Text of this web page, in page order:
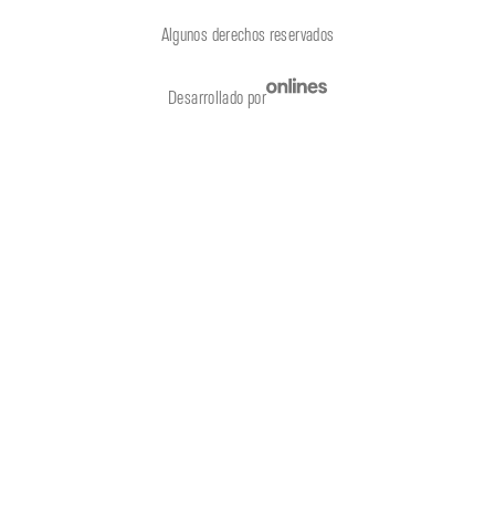
Algunos derechos reservados
Desarrollado por